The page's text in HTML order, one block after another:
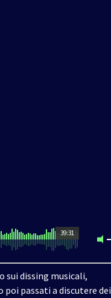
39:31
sui dissing musicali,
poi passati a discutere dei